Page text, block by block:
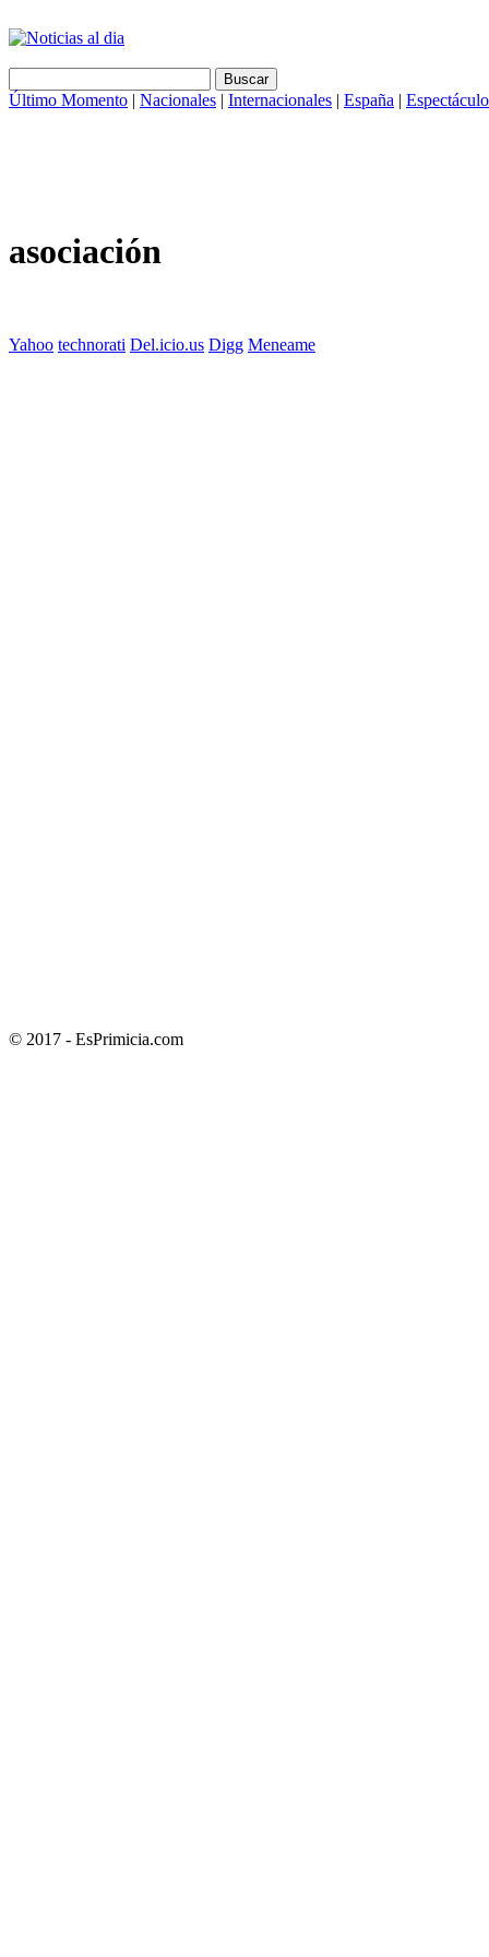
Último Momento | Nacionales | Internacionales | España |
asociación
Yahoo technorati Del.icio.us Digg Meneame
© 2017 - EsPrimicia.com